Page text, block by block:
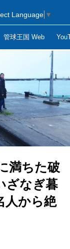
管球王国 Web
Language ▼
満ちた破
ざなぎ暮
人から絶